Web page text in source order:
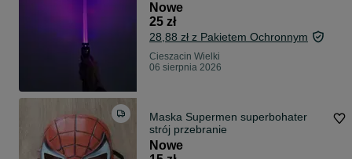
Nowe
25 zł
28,88 zł z Pakietem Ochronnym
Cieszacin Wielki
06 sierpnia 2026
Maska Supermen superbohater
strój przebranie
Nowe